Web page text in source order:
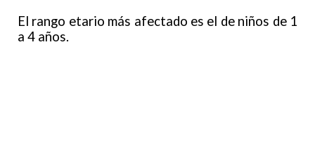
El rango etario más afectado es el de niños de 1
a 4 años.